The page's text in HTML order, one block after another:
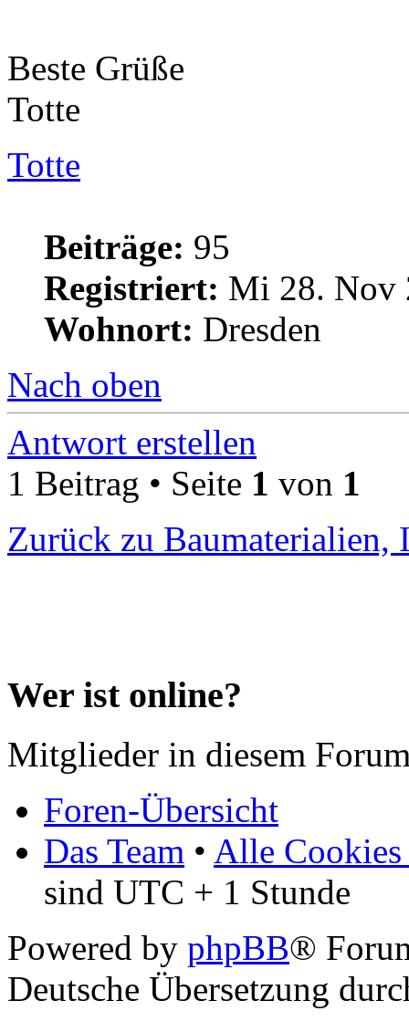
Beste Grüße
Totte
Totte
Beiträge: 95
Registriert: Mi 28. Nov
Wohnort: Dresden
Nach oben
Antwort erstellen
1 Beitrag • Seite 1 von 1
Zurück zu Baumaterialien,
Wer ist online?
Mitglieder in diesem
Foren-Übersicht
Das Team • Alle Cookies
sind UTC + 1 Stunde
Powered by phpBB®
Deutsche Übersetzung